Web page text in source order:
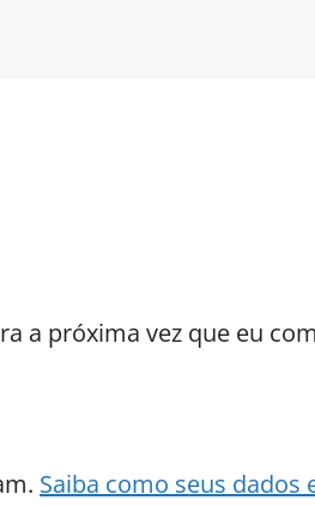
a próxima vez que eu
Saiba como seus